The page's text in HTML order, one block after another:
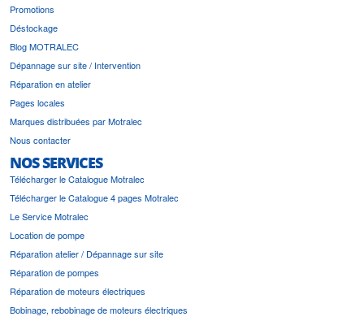
Promotions
Déstockage
Blog MOTRALEC
Dépannage sur site / Intervention
Réparation en atelier
Pages locales
Marques distribuées par Motralec
Nous contacter
NOS SERVICES
Télécharger le Catalogue Motralec
Télécharger le Catalogue 4 pages Motralec
Le Service Motralec
Location de pompe
Réparation atelier / Dépannage sur site
Réparation de pompes
Réparation de moteurs électriques
Bobinage, rebobinage de moteurs électriques